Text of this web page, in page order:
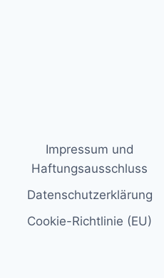
Impressum und
Haftungsausschluss
Datenschutzerklärung
Cookie-Richtlinie (EU)